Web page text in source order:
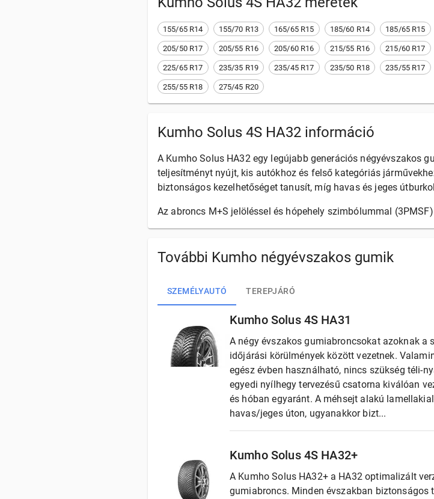
155/65 R14 155/70 R13 165/65 R15 185/60 R14 185/65 R15
205/50 R17 205/55 R16 205/60 R16 215/55 R16 215/60 R17
225/65 R17 235/35 R19 235/45 R17 235/50 R18 235/55 R17
255/55 R18 275/45 R20
Kumho Solus 4S HA32 információ
A Kumho Solus HA32 egy legújabb generációs négyévszakos
teljesítményt nyújt, kis autókhoz és felső kategóriás
biztonságos kezelhetőséget tanusít, míg havas és jeges
Az abroncs M+S jelöléssel és hópehely szimbólummal
További Kumho négyévszakos gumik
SZEMÉLYAUTÓ TEREPJÁRÓ
Kumho Solus 4S HA31
A négy évszakos gumiabroncsokat azoknak
időjárási körülmények között vezetnek.
egész évben használható, nincs szükség téli-
egyedi nyílhegy tervezésű csatorna kiválóan
és hóban egyaránt. A méhsejt alakú
havas/jeges úton, ugyanakkor bizt...
Kumho Solus 4S HA32+
A Kumho Solus HA32+ a HA32 optimalizált
gumiabroncs. Minden évszakban